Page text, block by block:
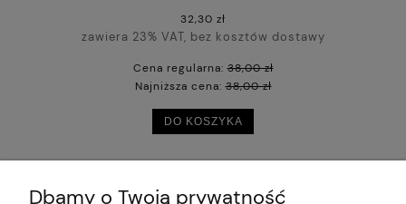
32,30 zł
zawiera 23% VAT, bez kosztów dostawy
Cena regularna:38,00 zł
Najniższa cena:38,00 zł
DO KOSZYKA
Dbamy o Twoją prywatność